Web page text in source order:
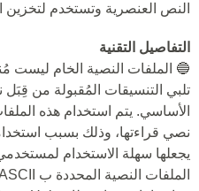
النص العنصرية وتستخدم لتخزين
التفاصيل التقنية
🔵 الملفات النصية الخام ليست
تلبي التنسيقات المُقبولة من
الأساسي. يتم استخدام هذه
نصي قراءتها، وذلك بسبب
يجعلها سهلة الاستخدام